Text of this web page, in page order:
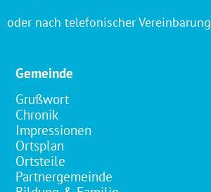
oder nach telefonischer Vereinbarung
Gemeinde
Grußwort
Chronik
Impressionen
Ortsplan
Ortsteile
Partnergemeinde